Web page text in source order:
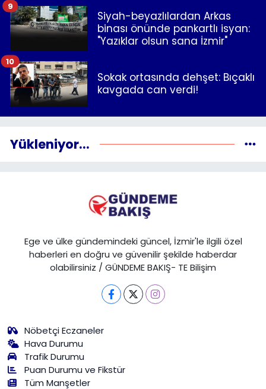
Siyah-beyazlılardan Arkas
binası önünde pankartlı isyan:
"Yazıklar olsun sana İzmir"
9
Sokak ortasında dehşet: Bıçaklı
kavgada can verdi!
10
Yükleniyor...
Ege ve ülke gündemindeki güncel, İzmir'le ilgili özel
haberleri en doğru ve güvenilir şekilde haberdar
olabilirsiniz / GÜNDEME BAKIŞ- TE Bilişim
Nöbetçi Eczaneler
Hava Durumu
Trafik Durumu
Puan Durumu ve Fikstür
Tüm Manşetler